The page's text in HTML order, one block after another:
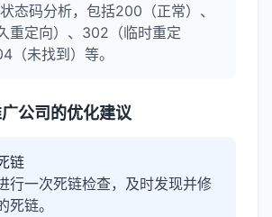
态码分析，包括200（正常）、
重定向）、302（临时重定
（未找到）等。
公司的优化建议
链
行一次死链检查，及时发现并修
死链。